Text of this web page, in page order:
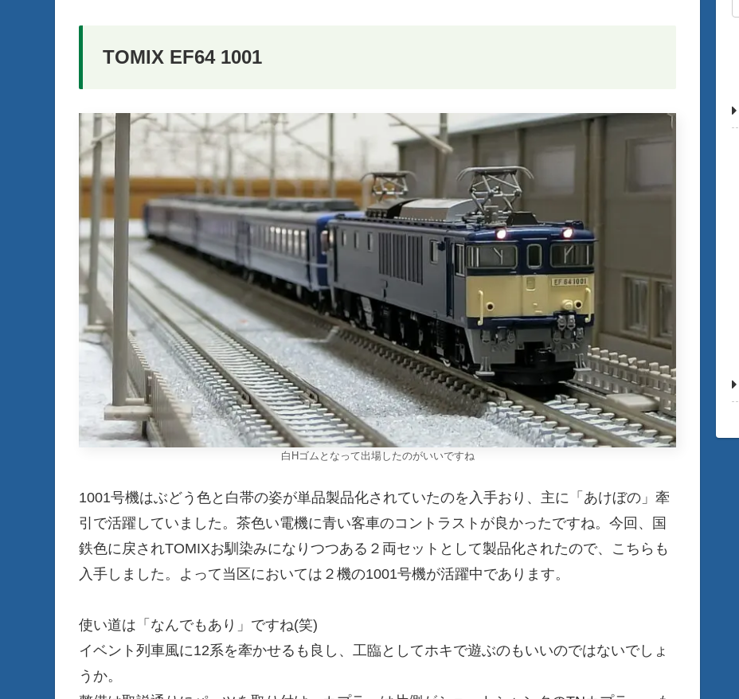
TOMIX EF64 1001
白Hゴムとなって出場したのがいいですね
1001号機はぶどう色と白帯の姿が単品製品化されていたのを入手おり、主に「あけぼの」牽
引で活躍していました。茶色い電機に青い客車のコントラストが良かったですね。今回、国
鉄色に戻されTOMIXお馴染みになりつつある２両セットとして製品化されたので、こちらも
入手しました。よって当区においては２機の1001号機が活躍中であります。
使い道は「なんでもあり」ですね(笑)
イベント列車風に12系を牽かせるも良し、工臨としてホキで遊ぶのもいいのではないでしょ
うか。